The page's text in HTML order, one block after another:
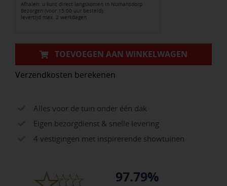
Noors
wit
Afhalen: u kunt direct langskomen in Numansdorp
Bezorgen (voor 15:00 uur besteld):
levertijd max. 2 werkdagen
TOEVOEGEN AAN WINKELWAGEN
Verzendkosten berekenen
Alles voor de tuin onder één dak
Eigen bezorgdienst & snelle levering
4 vestigingen met inspirerende showtuinen
97.79%